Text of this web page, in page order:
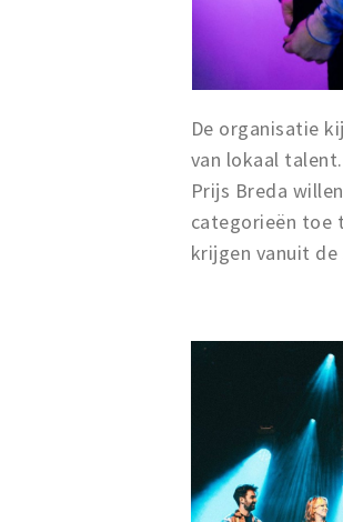
De organisatie
van lokaal
Prijs Breda
categorieën toe
krijgen vanuit de